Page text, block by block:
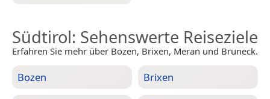
Südtirol: Sehenswerte Reiseziele
Erfahren Sie mehr über Bozen, Brixen, Meran und Bruneck.
Bozen Brixen